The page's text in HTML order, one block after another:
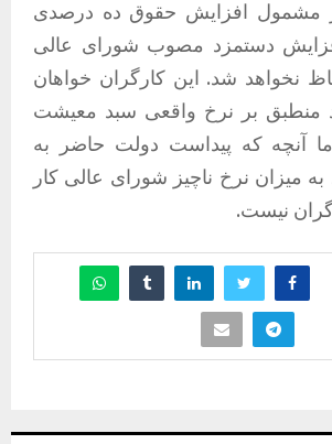
مشمول افزایش حقوق ده درصدی
دستمزد مصوب شورای عالی
نخواهد شد. این کارگران خواهان
منطبق بر نرخ واقعی سبد معیشت
آنچه که پیداست دولت حاضر به
میزان نرخ ناچیز شورای عالی کار
نیست.